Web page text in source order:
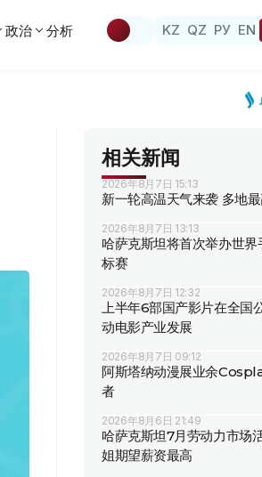
政治 分析 KZ QZ РУ EN
相关新闻
2026年8月7日 15:13
新一轮高温天气来袭 多地
2026年8月7日 13:13
哈萨克斯坦将首次举办世
标赛
2026年8月7日 12:32
上半年6部国产影片在全国
动电影产业发展
2026年8月7日 09:12
阿斯塔纳动漫展业余
者
2026年8月6日 21:49
哈萨克斯坦7月劳动力市场
姐期望薪资最高